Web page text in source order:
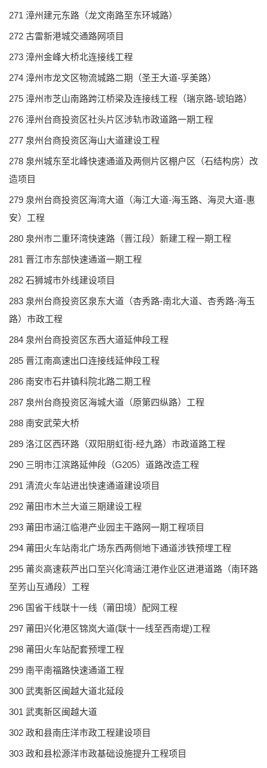
271 漳州建元东路（龙文南路至东环城路）
272 古雷新港城交通路网项目
273 漳州金峰大桥北连接线工程
274 漳州市龙文区物流城路二期（圣王大道-孚美路）
275 漳州市芝山南路跨江桥梁及连接线工程（瑞京路-琥珀路）
276 漳州台商投资区社头片区涉轨市政道路一期工程
277 泉州台商投资区海山大道建设工程
278 泉州城东至北峰快速通道及两侧片区棚户区（石结构房）改
造项目
279 泉州台商投资区海湾大道（海江大道-海玉路、海灵大道-惠
安）工程
280 泉州市二重环湾快速路（晋江段）新建工程一期工程
281 晋江市东部快速通道一期工程
282 石狮城市外线建设项目
283 泉州台商投资区泉东大道（杏秀路-南北大道、杏秀路-海玉
路）市政工程
284 泉州台商投资区东西大道延伸段工程
285 晋江南高速出口连接线延伸段工程
286 南安市石井镇科院北路二期工程
287 泉州台商投资区海城大道（原第四纵路）工程
288 南安武荣大桥
289 洛江区西环路（双阳朋虹街-经九路）市政道路工程
290 三明市江滨路延伸段（G205）道路改造工程
291 清流火车站进出快速通道建设项目
292 莆田市木兰大道三期建设工程
293 莆田市涵江临港产业园主干路网一期工程项目
294 莆田火车站南北广场东西两侧地下通道涉铁预埋工程
295 莆炎高速萩芦出口至兴化湾涵江港作业区进港道路（南环路
至芳山互通段）工程
296 国省干线联十一线（莆田境）配网工程
297 莆田兴化港区锦岚大道(联十一线至西南堤)工程
298 莆田火车站配套预埋工程
299 南平南福路快速通道工程
300 武夷新区闽越大道北延段
301 武夷新区闽越大道
302 政和县南庄洋市政工程建设项目
303 政和县松源洋市政基础设施提升工程项目